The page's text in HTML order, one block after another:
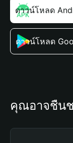
ดาวน์โหลด
ดาวน์โหลด
คุณอาจชื่น